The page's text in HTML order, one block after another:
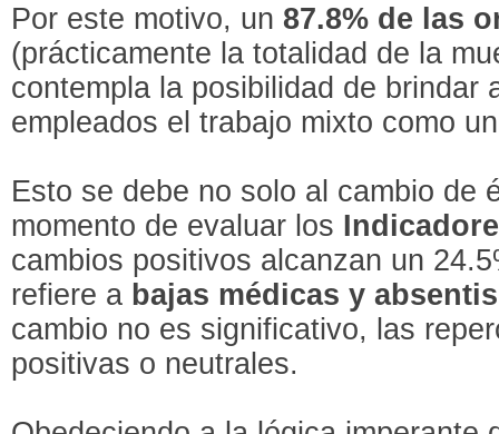
Por este motivo, un 87.8% de las
(prácticamente la totalidad de la
contempla la posibilidad de brindar
empleados el trabajo mixto como
Esto se debe no solo al cambio de
momento de evaluar los
cambios positivos alcanzan un
refiere a bajas médicas y
cambio no es significativo, las
positivas o neutrales.